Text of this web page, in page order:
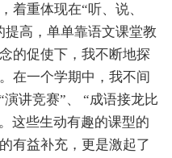
着重体现在“听、说、
高，单单靠语文课堂教
的促使下，我不断地探
在一个学期中，我不间
讲竞赛”、 “成语接龙比
这些生动有趣的课型的
有益补充，更是激起了